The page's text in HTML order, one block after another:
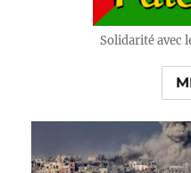
Solidarité avec